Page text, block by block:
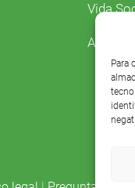
Para
Vida
Agenda